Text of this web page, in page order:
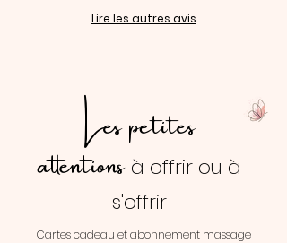
Lire les autres avis
Les petites
attentionsà offrir ou à
s'offrir
Cartes cadeau et abonnement massage